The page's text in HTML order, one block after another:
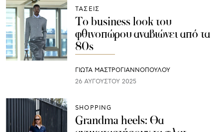
ΤΑΣΕΙΣ
Το business look του
φθινοπώρου αναβιώνει από τα
80s
ΓΙΩΤΑ ΜΑΣΤΡΟΓΙΑΝΝΟΠΟΥΛΟΥ
26 ΑΥΓΟΎΣΤΟΥ 2025
SHOPPING
Grandma heels: Θα